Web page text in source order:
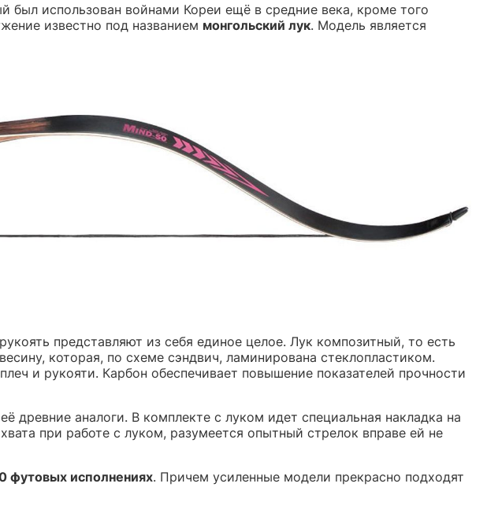
был использован войнами Кореи ещё в средние века, кроме того
известно под названием монгольский лук. Модель является
представляют из себя единое целое. Лук композитный, то есть
которая, по схеме сэндвич, ламинирована стеклопластиком.
и рукояти. Карбон обеспечивает повышение показателей прочности
древние аналоги. В комплекте с луком идет специальная накладка на
при работе с луком, разумеется опытный стрелок вправе ей не
футовых исполнениях. Причем усиленные модели прекрасно подходят